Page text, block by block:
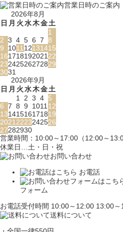
営業日時のご案内
2026年8月
日 月 火水木金土
1
2 3 4 5 6 7 8
9
1011 12131415
161718192021 22
23242526272829
3031
2026年9月
日 月 火水木金土
1
2 3 4 5
6 7 8 9 1011 12
13141516171819
2021 2223242526
27282930
営業時間：10:00～17:00（12:00～
休業日…土・日・祝
お問い合わせ
お電話
フォーム
お電話受付時間 10:00～12:00 13:00～
送料について